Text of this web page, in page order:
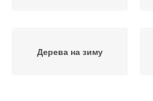
Дерева на зиму